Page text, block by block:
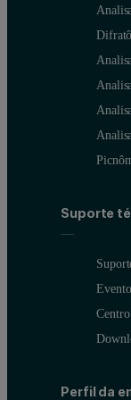
Suporte
Perfil da